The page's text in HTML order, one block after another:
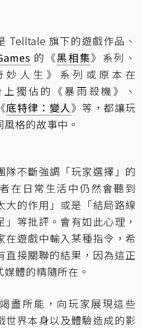
Telltale 旗下的遊戲作品、
的《黑相集》系列、
妙人生》系列或原本在
上獨佔的《暴雨殺機》、
底特律：變人》等，都讓玩
格的故事中。
隊不斷強調「玩家選擇」的
在日常生活中仍然會聽到
大的作用」或是「結局路線
」等批評。會有如此心理，
在遊戲中輸入某種指令，希
直接關聯的結果，因為這正
體的精隨所在。
盡所能，向玩家展現這些
世界本身以及體驗造成的影